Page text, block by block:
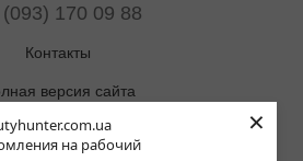
на рабочий
×
170 09 88
Контакты
версия сайта
Карта сайта